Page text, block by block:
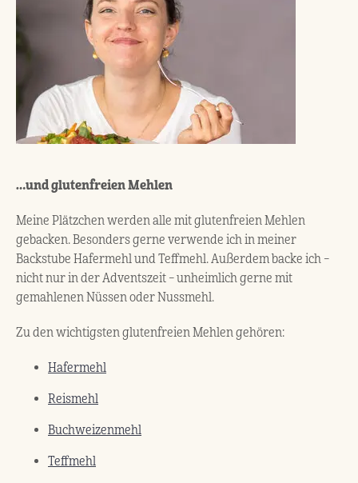
…und glutenfreien Mehlen
Meine Plätzchen werden alle mit glutenfreien Mehlen
gebacken. Besonders gerne verwende ich in meiner
Backstube Hafermehl und Teffmehl. Außerdem backe ich –
nicht nur in der Adventszeit – unheimlich gerne mit
gemahlenen Nüssen oder Nussmehl.
Zu den wichtigsten glutenfreien Mehlen gehören:
Hafermehl
Reismehl
Buchweizenmehl
Teffmehl